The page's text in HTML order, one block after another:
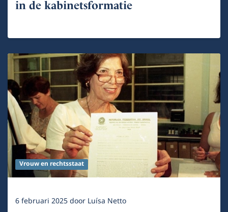
in de kabinetsformatie
Vrouw en rechtsstaat
6 februari 2025door Luísa Netto